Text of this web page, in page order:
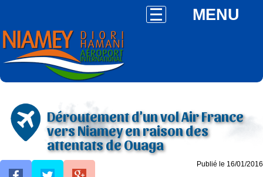
MENU
Déroutement d'un vol Air France
vers Niamey en raison des
attentats de Ouaga
Publié le 16/01/2016